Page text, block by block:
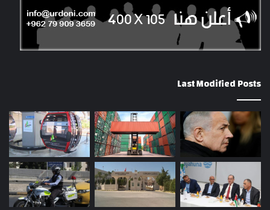
Last Modified Posts